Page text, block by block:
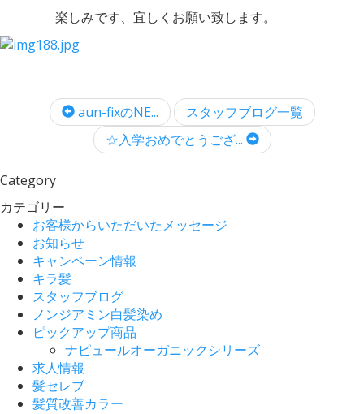
楽しみです、宜しくお願い致します。
aun-fixのNE...
スタッフブログ一覧
☆入学おめでとうござ...
Category
カテゴリー
お客様からいただいたメッセージ
お知らせ
キャンペーン情報
キラ髪
スタッフブログ
ノンジアミン白髪染め
ピックアップ商品
ナピュールオーガニックシリーズ
求人情報
髪セレブ
髪質改善カラー